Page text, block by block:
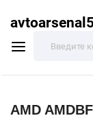
AMD